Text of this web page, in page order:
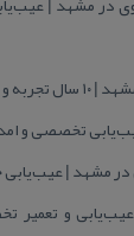
خودرو
تخصصی و
| عیب‌یابی
و